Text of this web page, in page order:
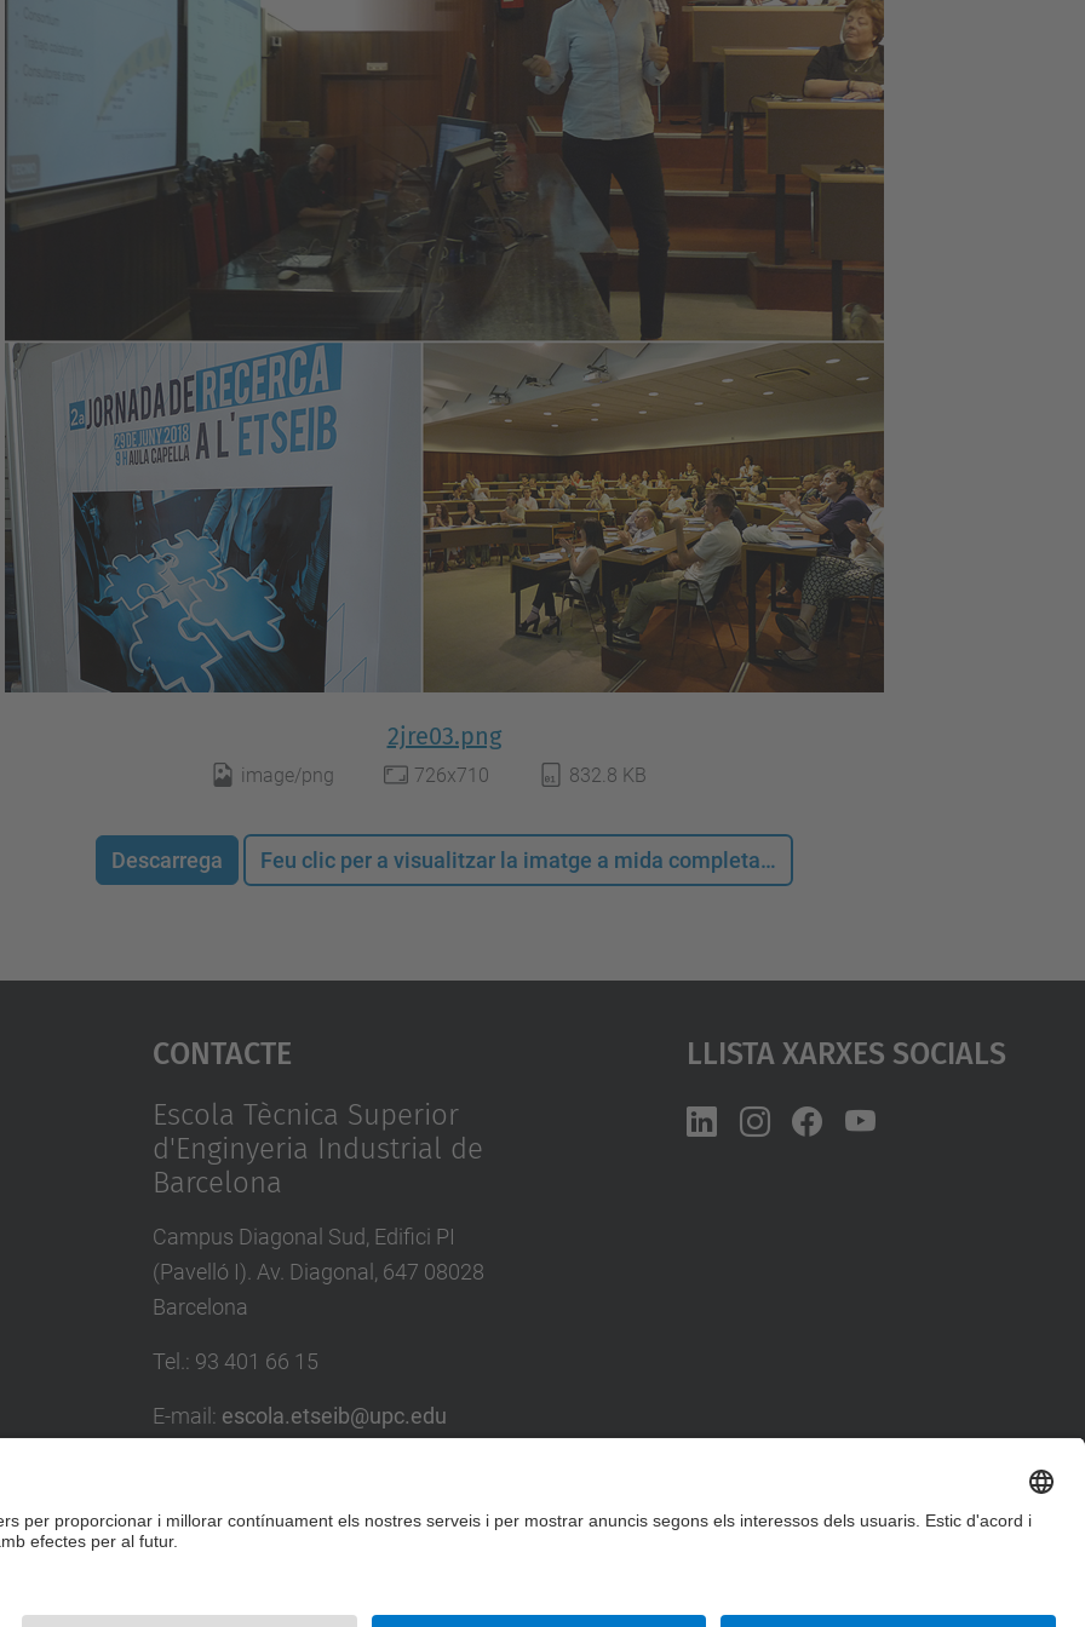
2jre03.png
image/png 726x710 832.8 KB
Descarrega Feu clic per a visualitzar la imatge a mida completa…
Contacte
Escola Tècnica Superior
d'Enginyeria Industrial de
Barcelona
Campus Diagonal Sud, Edifici PI
(Pavelló I). Av. Diagonal, 647 08028
Barcelona
Tel. : 93 401 66 15
E-mail : escola.etseib@upc.edu
Formulari de contacte
Llista Xarxes Socials